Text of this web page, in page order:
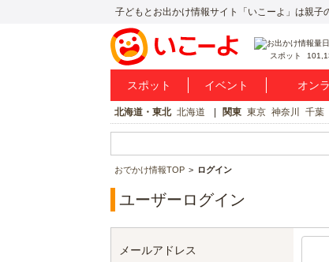
子どもとお出かけ情報サイト「いこーよ」は親子
スポット
スポット イベント オン
北海道・東北 北海道 関東 東京 神奈川 千葉
おでかけ情報TOP ログイン
ユーザーログイン
メールアドレス